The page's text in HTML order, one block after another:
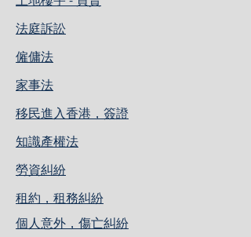
法庭訴訟
僱傭法
家事法
移民進入香港，簽證
知識產權法
勞資糾紛
租約，租務糾紛
個人意外，傷亡糾紛